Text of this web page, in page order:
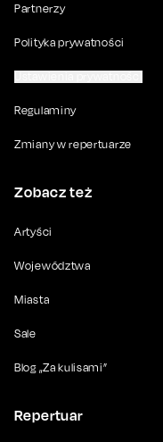
Partnerzy
Polityka prywatności
Regulaminy
Zmiany w repertuarze
Zobacz też
Artyści
Województwa
Miasta
Sale
Blog „Za kulisami”
Repertuar